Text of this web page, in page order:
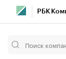
РБК